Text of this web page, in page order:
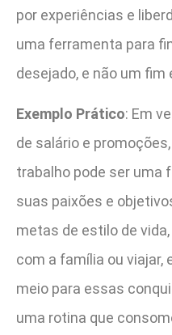
por experiências e
uma ferramenta para
desejado, e não um fim
Exemplo Prático: Em
de salário e
trabalho pode ser uma
suas paixões e
metas de estilo de
com a família ou viajar,
meio para essas
uma rotina que